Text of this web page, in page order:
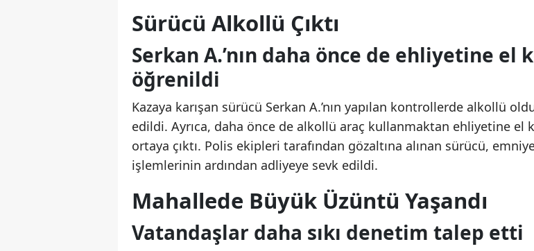
Sürücü Alkollü Çıktı
Serkan A.’nın daha önce de ehliyetine el
öğrenildi
Kazaya karışan sürücü Serkan A.’nın yapılan kontrollerde alkollü
edildi. Ayrıca, daha önce de alkollü araç kullanmaktan ehliyetine el
ortaya çıktı. Polis ekipleri tarafından gözaltına alınan sürücü,
işlemlerinin ardından adliyeye sevk edildi.
Mahallede Büyük Üzüntü Yaşandı
Vatandaşlar daha sıkı denetim talep etti